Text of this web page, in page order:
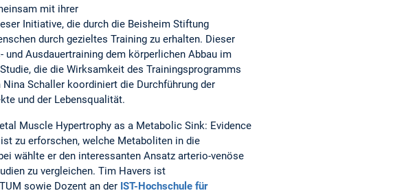
mit ihrer
Initiative, die durch die Beisheim Stiftung
durch gezieltes Training zu erhalten. Dieser
Ausdauertraining dem körperlichen Abbau im
die die Wirksamkeit des Trainingsprogramms
Schaller koordiniert die Durchführung der
und der Lebensqualität.
Muscle Hypertrophy as a Metabolic Sink: Evidence
zu erforschen, welche Metaboliten in die
wählte er den interessanten Ansatz arterio-venöse
zu vergleichen. Tim Havers ist
sowie Dozent an der IST-Hochschule für